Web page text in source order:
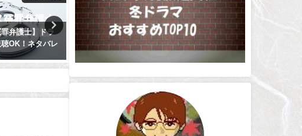
罪弁護士】ドラ
OK！ネタバレ
大坂なおみBNPパリバ・オープ
ンは無料視聴OK！試合中継を見
【秒速5センチメートル】
アニメは無料視聴OK！夏